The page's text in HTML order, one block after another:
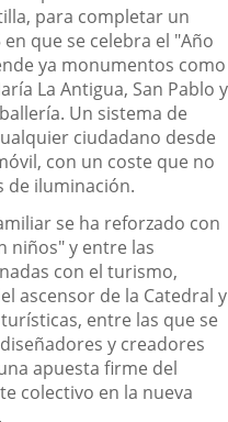
para completar un
que se celebra el "Año
ya monumentos como
La Antigua, San Pablo y
Un sistema de
ciudadano desde
con un coste que no
de iluminación.
se ha reforzado con
niños" y entre las
con el turismo,
ascensor de la Catedral y
entre las que se
y creadores
apuesta firme del
colectivo en la nueva